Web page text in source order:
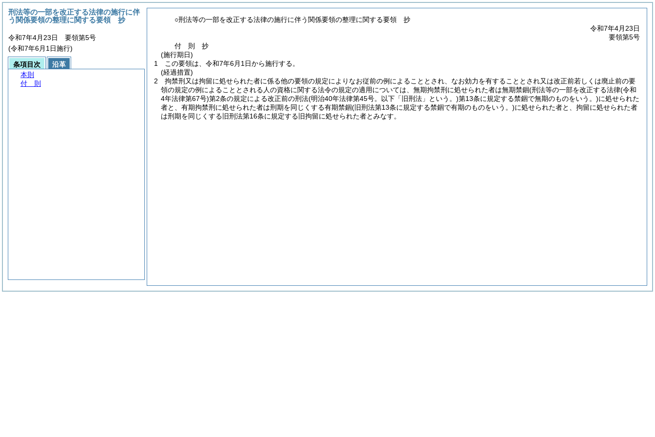
○刑法等の一部を改正する法律の施行に伴う関係要領の整理に関する要領 抄
令和7年4月23日
要領第5号
付 則
抄
(施行期日)
1
この要領は、令和7年6月1日から施行する。
(経過措置)
2
拘禁刑又は拘留に処せられた者に係る他の要領の規定によりなお従前の例によることとされ、なお効力を有することとされ又は改正前若しくは廃止前の要
領の規定の例によることとされる人の資格に関する法令の規定の適用については、無期拘禁刑に処せられた者は無期禁錮(刑法等の一部を改正する法律(令和
4年法律第67号)第2条の規定による改正前の刑法(明治40年法律第45号。以下「旧刑法」という。)第13条に規定する禁錮で無期のものをいう。)に処せられた
者と、有期拘禁刑に処せられた者は刑期を同じくする有期禁錮(旧刑法第13条に規定する禁錮で有期のものをいう。)に処せられた者と、拘留に処せられた者
は刑期を同じくする旧刑法第16条に規定する旧拘留に処せられた者とみなす。
刑法等の一部を改正する法律の施行に伴
う関係要領の整理に関する要領 抄
令和7年4月23日 要領第5号
(令和7年6月1日施行)
条項目次
沿革
本則
付 則